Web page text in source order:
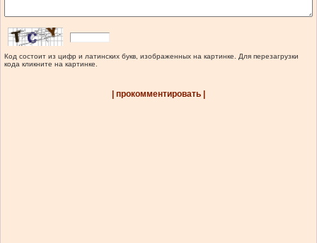
Код состоит из цифр и латинских букв, изображенных на картинке. Для перезагрузки
кода кликните на картинке.
| прокомментировать |